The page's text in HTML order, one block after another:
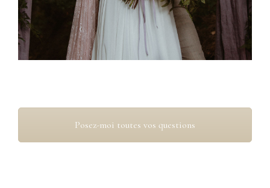
Posez-moi toutes vos questions